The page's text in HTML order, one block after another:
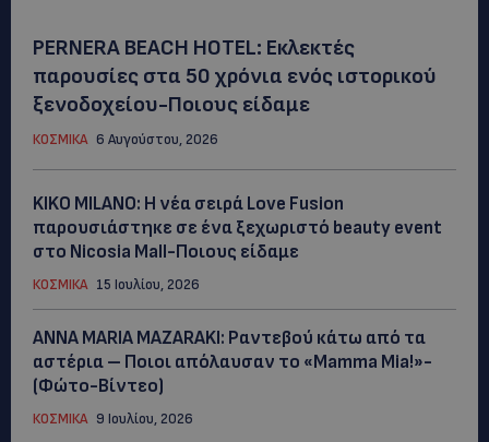
PERNERA BEACH HOTEL: Εκλεκτές
παρουσίες στα 50 χρόνια ενός ιστορικού
ξενοδοχείου-Ποιους είδαμε
ΚΟΣΜΙΚΑ 6 Αυγούστου, 2026
KIKO MILANO: Η νέα σειρά Love Fusion
παρουσιάστηκε σε ένα ξεχωριστό beauty event
στο Nicosia Mall-Ποιους είδαμε
ΚΟΣΜΙΚΑ 15 Ιουλίου, 2026
ANNA MARIA MAZARAKI: Ραντεβού κάτω από τα
αστέρια – Ποιοι απόλαυσαν το «Mamma Mia!»-
(Φώτο-Βίντεο)
ΚΟΣΜΙΚΑ 9 Ιουλίου, 2026